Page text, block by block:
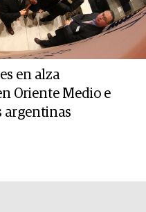
en alza
Oriente Medio e
argentinas